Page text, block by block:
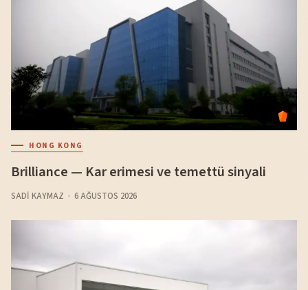
HONG KONG
Brilliance — Kar erimesi ve temettü sinyali
SADI KAYMAZ 6 AĞUSTOS 2026